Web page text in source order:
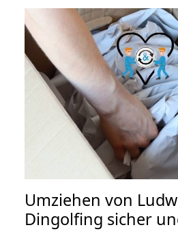
Umziehen von
Dingolfing sicher